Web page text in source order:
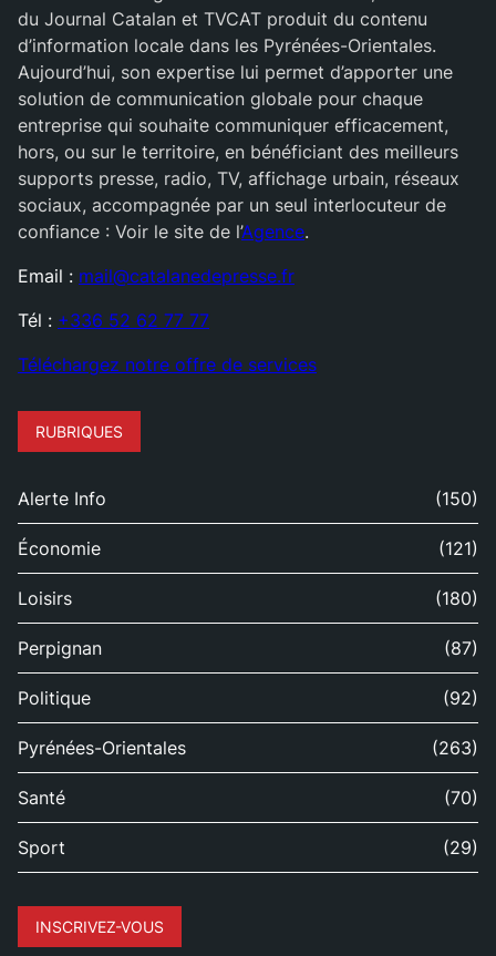
du Journal Catalan et TVCAT produit du contenu
d’information locale dans les Pyrénées-Orientales.
Aujourd’hui, son expertise lui permet d’apporter une
solution de communication globale pour chaque
entreprise qui souhaite communiquer efficacement,
hors, ou sur le territoire, en bénéficiant des meilleurs
supports presse, radio, TV, affichage urbain, réseaux
sociaux, accompagnée par un seul interlocuteur de
confiance : Voir le site de l’Agence.
Email : mail@catalanedepresse.fr
Tél : +336 52 62 77 77
Téléchargez notre offre de services
RUBRIQUES
Alerte Info (150)
Économie (121)
Loisirs (180)
Perpignan (87)
Politique (92)
Pyrénées-Orientales (263)
Santé (70)
Sport (29)
INSCRIVEZ-VOUS